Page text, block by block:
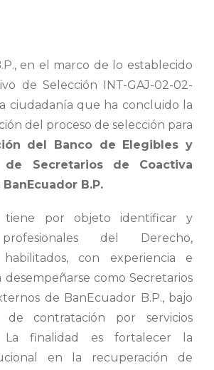
en el marco de lo establecido
de Selección INT-GAJ-02-02-
ciudadanía que ha concluido la
del proceso de selección para
del Banco de Elegibles y
de Secretarios de Coactiva
B.P.
tiene por objeto identificar y
del Derecho,
con experiencia e
desempeñarse como Secretarios
de BanEcuador B.P., bajo
de contratación por servicios
La finalidad es fortalecer la
en la recuperación de